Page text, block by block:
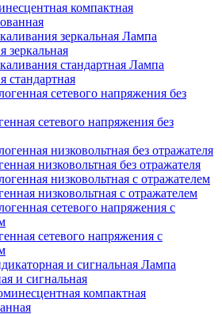
компактная
Лампа
зеркальная
Лампа
стандартная
сетевого напряжения без
низковольтная без отражателя
низковольтная с отражателем
сетевого напряжения с
Лампа
и сигнальная